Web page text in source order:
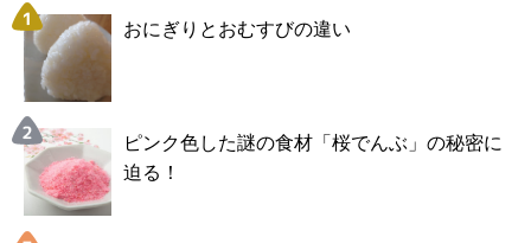
おにぎりとおむすびの違い
ピンク色した謎の食材「桜でんぶ」の秘密に
迫る！